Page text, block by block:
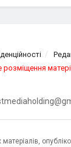
розміщення